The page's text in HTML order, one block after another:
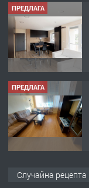
ПРЕДЛАГА
ПРЕДЛАГА
Случайна рецепта